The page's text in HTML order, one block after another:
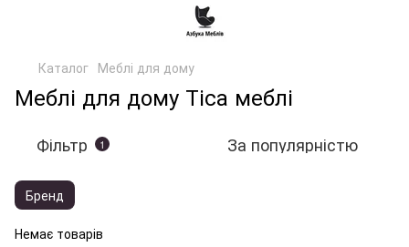
Каталог Меблі для дому
Меблі для дому Тіса меблі
Фільтр 1 За популярністю
Бренд
Немає товарів